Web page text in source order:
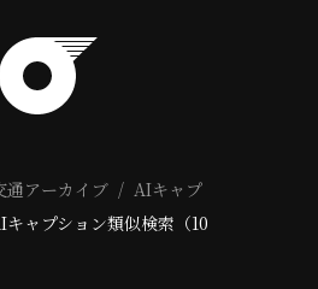
通アーカイブ
AIキャプ
キャプション類似検索（10